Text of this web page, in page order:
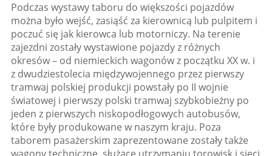
Podczas wystawy taboru do większości pojazdów
można było wejść, zasiąść za kierownicą lub pulpitem i
poczuć się jak kierowca lub motorniczy. Na terenie
zajezdni zostały wystawione pojazdy z różnych
okresów – od niemieckich wagonów z początku XX w. i
z dwudziestolecia międzywojennego przez pierwszy
tramwaj polskiej produkcji powstały po II wojnie
światowej i pierwszy polski tramwaj szybkobieżny po
jeden z pierwszych niskopodłogowych autobusów,
które były produkowane w naszym kraju. Poza
taborem pasażerskim zaprezentowane zostały także